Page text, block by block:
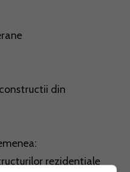
din
rezidentiale